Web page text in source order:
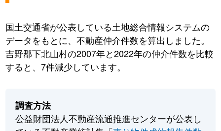
国土交通省が公表している土地総合情報システムの
データをもとに、不動産仲介件数を算出しました。
吉野郡下北山村の2007年と2022年の仲介件数を比較
すると、7件減少しています。
調査方法
公益財団法人不動産流通推進センターが公表し